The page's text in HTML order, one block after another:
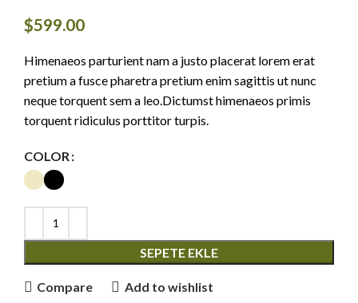
$599.00
Himenaeos parturient nam a justo placerat lorem erat
pretium a fusce pharetra pretium enim sagittis ut nunc
neque torquent sem a leo.Dictumst himenaeos primis
torquent ridiculus porttitor turpis.
COLOR
SEPETE EKLE
Compare Add to wishlist